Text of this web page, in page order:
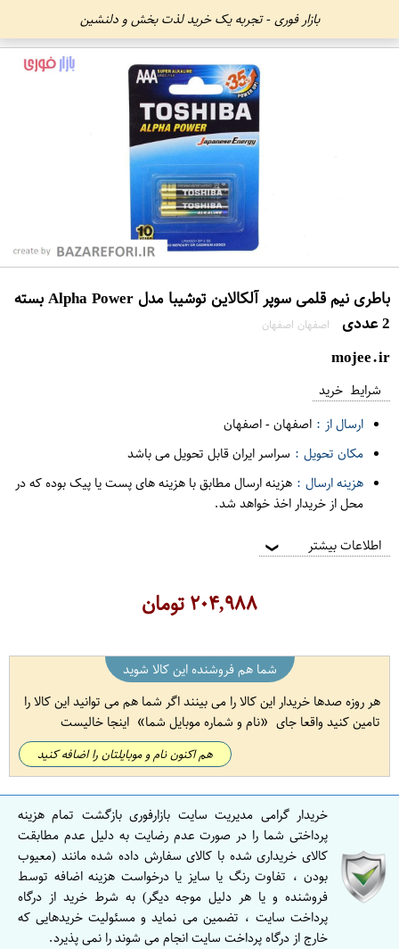
بازار فوری - تجربه یک خرید لذت بخش و دلنشین
باطری نیم قلمی سوپر آلکالاین توشیبا مدل Alpha Power بسته
2 عددی
اصفهان اصفهان
mojee.ir
شرایط خرید
ارسال از : اصفهان-اصفهان
مکان تحویل : سراسر ایران قابل تحویل می باشد
هزینه ارسال : هزینه ارسال مطابق با هزینه های پست یا پیک بوده که در
محل از خریدار اخذ خواهد شد.
اطلاعات بیشتر ❯
۲۰۴,۹۸۸تومان
شما هم فروشنده این کالا شوید
هر روزه صدها خریدار این کالا را می بینند اگر شما هم می توانید این کالا را
تامین کنید واقعا جای
نام و شماره موبایل شما اینجا خالیست
هم اکنون نام و موبایلتان را اضافه کنید
خریدار گرامی مدیریت سایت بازارفوری بازگشت تمام هزینه
پرداختی شما را در صورت عدم رضایت به دلیل عدم مطابقت
کالای خریداری شده با کالای سفارش داده شده مانند (معیوب
بودن ، تفاوت رنگ یا سایز یا درخواست هزینه اضافه توسط
فروشنده و یا هر دلیل موجه دیگر) به شرط خرید از درگاه
پرداخت سایت ، تضمین می نماید و مسئولیت خریدهایی که
خارج از درگاه پرداخت سایت انجام می شوند را نمی پذیرد.